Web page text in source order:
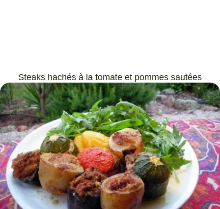
Steaks hachés à la tomate et pommes sautées